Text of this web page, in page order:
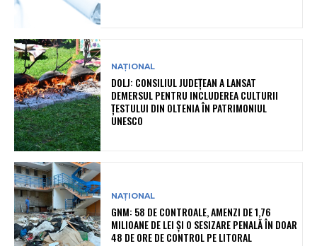
NAȚIONAL
DOLJ: CONSILIUL JUDEȚEAN A LANSAT
DEMERSUL PENTRU INCLUDEREA CULTURII
ȚESTULUI DIN OLTENIA ÎN PATRIMONIUL
UNESCO
NAȚIONAL
GNM: 58 DE CONTROALE, AMENZI DE 1,76
MILIOANE DE LEI ȘI O SESIZARE PENALĂ ÎN DOAR
48 DE ORE DE CONTROL PE LITORAL